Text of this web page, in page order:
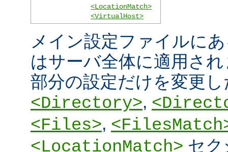
<LocationMatch>
<VirtualHost>
メイン設定ファイルに
はサーバ全体に適用さ
部分の設定だけを変更
<Directory>,
<Files>,
<LocationMatch> セ